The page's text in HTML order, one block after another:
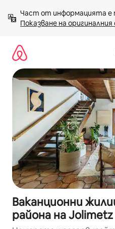
към
съдържанието
Показване на оригиналния
Ваканционни
района на Jolimetz